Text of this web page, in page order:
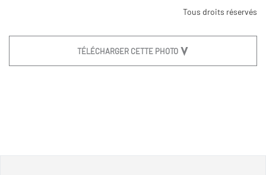
Tous droits réservés
TÉLÉCHARGER CETTE PHOTO